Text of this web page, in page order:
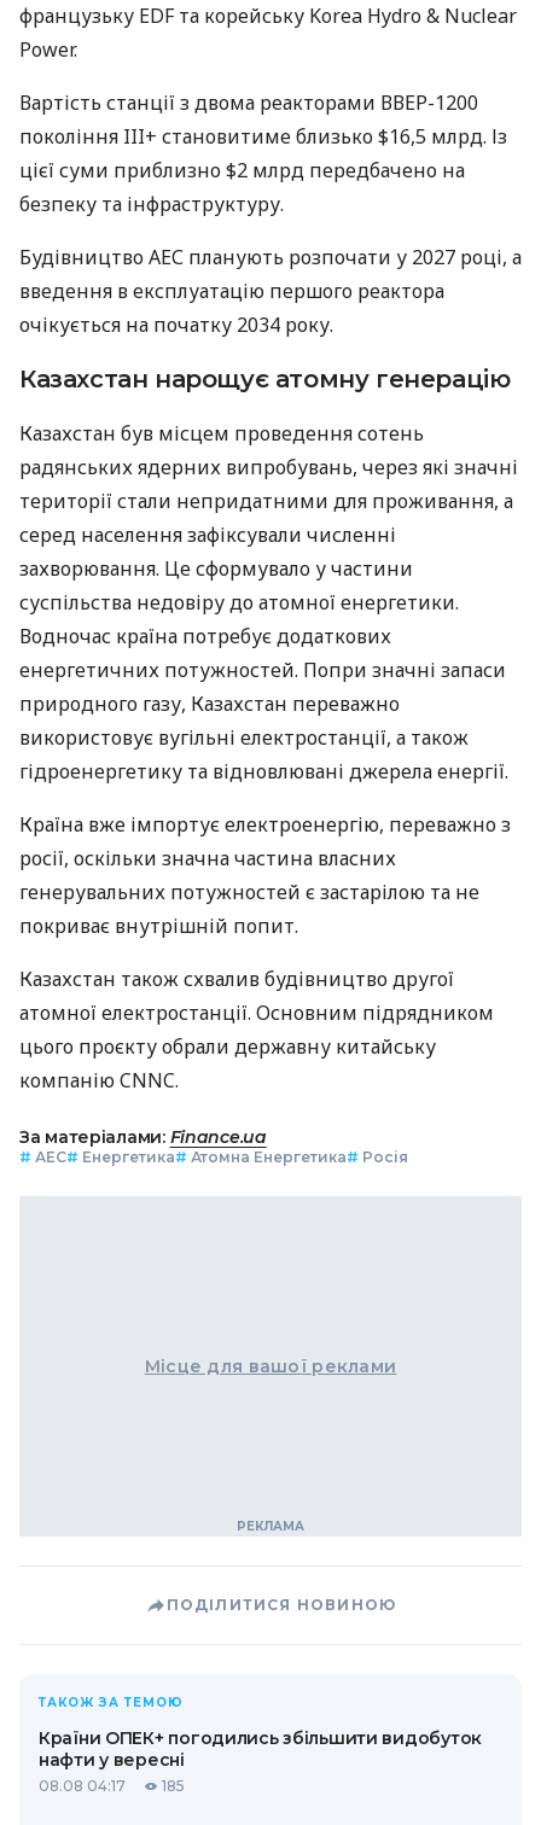
французьку EDF та корейську Korea Hydro & Nuclear
Power.
Вартість станції з двома реакторами ВВЕР-1200
покоління III+ становитиме близько $16,5 млрд. Із
цієї суми приблизно $2 млрд передбачено на
безпеку та інфраструктуру.
Будівництво АЕС планують розпочати у 2027 році, а
введення в експлуатацію першого реактора
очікується на початку 2034 року.
Казахстан нарощує атомну генерацію
Казахстан був місцем проведення сотень
радянських ядерних випробувань, через які значні
території стали непридатними для проживання, а
серед населення зафіксували численні
захворювання. Це сформувало у частини
суспільства недовіру до атомної енергетики.
Водночас країна потребує додаткових
енергетичних потужностей. Попри значні запаси
природного газу, Казахстан переважно
використовує вугільні електростанції, а також
гідроенергетику та відновлювані джерела енергії.
Країна вже імпортує електроенергію, переважно з
росії, оскільки значна частина власних
генерувальних потужностей є застарілою та не
покриває внутрішній попит.
Казахстан також схвалив будівництво другої
атомної електростанції. Основним підрядником
цього проєкту обрали державну китайську
компанію CNNC.
За матеріалами: Finance.ua
# АЕС# Енергетика# Атомна Енергетика# Росія
Місце для вашої реклами
ПОДІЛИТИСЯ НОВИНОЮ
ТАКОЖ ЗА ТЕМОЮ
Країни ОПЕК+ погодились збільшити видобуток
нафти у вересні
08.08 04:17 185